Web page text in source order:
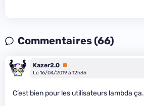
Commentaires (66)
Kazer2.0 Premium
Le 16/04/2019 à 12h35
C’est bien pour les utilisateurs lambda ça.